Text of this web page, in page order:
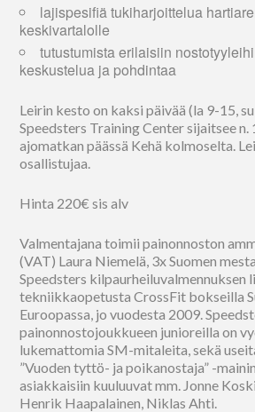
lajispesifiä tukiharjoittelua
keskivartalolle
tutustumista erilaisiin
keskustelua ja pohdintaa
Leirin kesto on kaksi päivää (la 9-15,
Speedsters Training Center sijaitsee n.
ajomatkan päässä Kehä kolmoselta.
osallistujaa.
Hinta 220€ sis alv
Valmentajana toimii painonnoston
(VAT) Laura Niemelä, 3x Suomen
Speedsters kilpaurheiluvalmennuksen
tekniikkaopetusta CrossFit bokseilla
Euroopassa, jo vuodesta 2009.
painonnostojoukkueen junioreilla on
lukemattomia SM-mitaleita, sekä
”Vuoden tyttö- ja poikanostaja” -
asiakkaisiin kuuluuvat mm. Jonne
Henrik Haapalainen, Niklas Ahti.